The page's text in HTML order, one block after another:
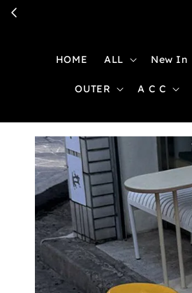
HOME ALL New In
OUTER A C C